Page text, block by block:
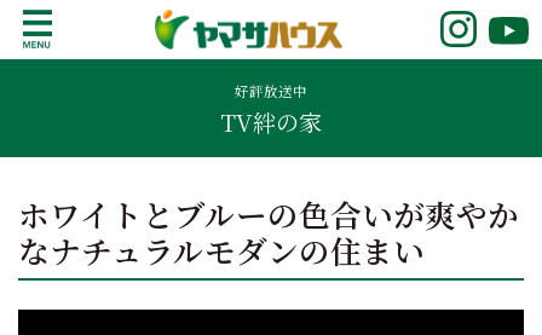
o
鹿児島で注文住宅ならヤマサハウス
新築の注文住宅や建売モデルハウスをお探し
の方はこちら。鹿児島県内で11年連続ナンバ
ーワンの実績を誇る、絆の家でおなじみの
ヤマサハウス。展示場情報や家づくりのこだ
好評放送中
TV絆の家
ホワイトとブルーの色合いが爽やか
なナチュラルモダンの住まい